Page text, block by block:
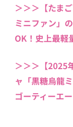
＞＞＞【たま
ミニファン」
OK！史上最軽
＞＞＞【2025
ャ「黒糖烏龍
ゴーティーエ